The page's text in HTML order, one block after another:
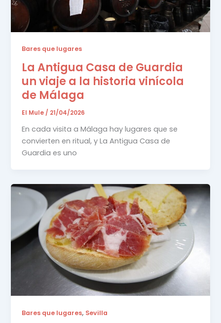
Bares que lugares
La Antigua Casa de Guardia
un viaje a la historia vinícola
de Málaga
El Mule/ 21/04/2026
En cada visita a Málaga hay lugares que se
convierten en ritual, y La Antigua Casa de
Guardia es uno
Bares que lugares, Sevilla